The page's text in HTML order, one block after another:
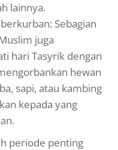
lainnya.
Sebagian
juga
hari Tasyrik dengan
hewan
sapi, atau kambing
kepada yang
periode penting